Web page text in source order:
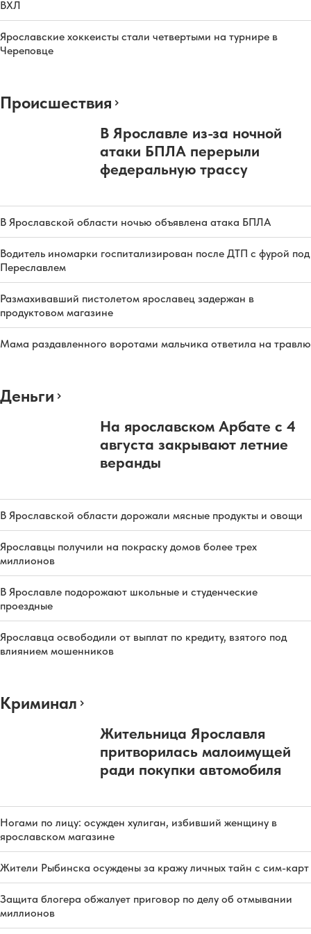
ВХЛ
Ярославские хоккеисты стали четвертыми на турнире в
Череповце
Происшествия
В Ярославле из-за ночной
атаки БПЛА перерыли
федеральную трассу
В Ярославской области ночью объявлена атака БПЛА
Водитель иномарки госпитализирован после ДТП с фурой под
Переславлем
Размахивавший пистолетом ярославец задержан в
продуктовом магазине
Мама раздавленного воротами мальчика ответила на травлю
Деньги
На ярославском Арбате с 4
августа закрывают летние
веранды
В Ярославской области дорожали мясные продукты и овощи
Ярославцы получили на покраску домов более трех
миллионов
В Ярославле подорожают школьные и студенческие
проездные
Ярославца освободили от выплат по кредиту, взятого под
влиянием мошенников
Криминал
Жительница Ярославля
притворилась малоимущей
ради покупки автомобиля
Ногами по лицу: осужден хулиган, избивший женщину в
ярославском магазине
Жители Рыбинска осуждены за кражу личных тайн с сим-карт
Защита блогера обжалует приговор по делу об отмывании
миллионов